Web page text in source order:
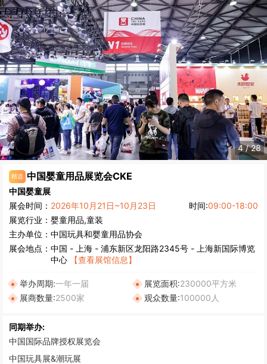
5/28
精选 中国婴童用品展览会CKE
中国婴童展
展会时间： 2026年10月21日~10月23日 时间:09:00-18:00
展览行业： 婴童用品,童装
主办单位： 中国玩具和婴童用品协会
展会地点： 中国 - 上海 - 浦东新区龙阳路2345号 - 上海新国际博览
中心
【查看展馆信息】
举办周期:一年一届 展览面积:230000平方米
展商数量:2500家 观众数量:100000人
同期举办:
中国国际品牌授权展览会
中国玩具展&潮玩展